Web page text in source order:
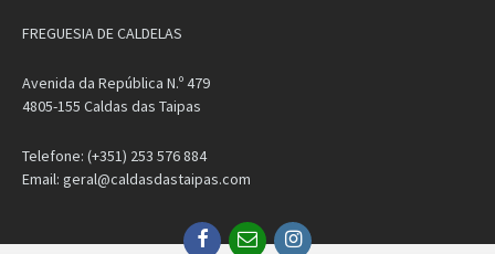
FREGUESIA DE CALDELAS
Avenida da República N.º 479
4805-155 Caldas das Taipas
Telefone: (+351) 253 576 884
Email: geral@caldasdastaipas.com
Facebook
EmailInstagram